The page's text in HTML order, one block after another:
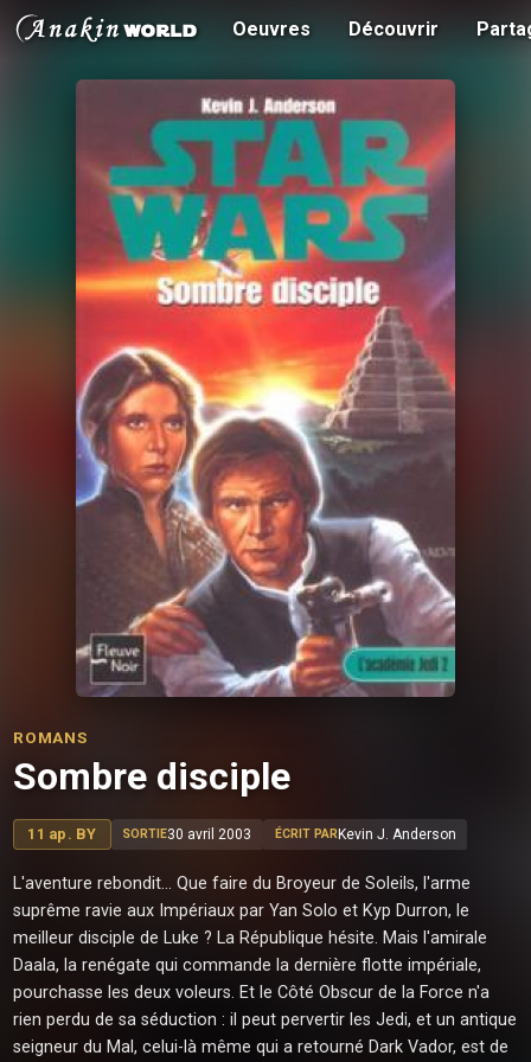
Oeuvres Découvrir
ROMANS
Sombre disciple
11 ap. BY SORTIE30 avril 2003 ÉCRIT PARKevin J. Anderson
L'aventure rebondit... Que faire du Broyeur de Soleils, l'arme
suprême ravie aux Impériaux par Yan Solo et Kyp Durron, le
meilleur disciple de Luke ? La République hésite. Mais l'amirale
Daala, la renégate qui commande la dernière flotte impériale,
pourchasse les deux voleurs. Et le Côté Obscur de la Force n'a
rien perdu de sa séduction : il peut pervertir les Jedi, et un antique
seigneur du Mal, celui-là même qui a retourné Dark Vador, est de